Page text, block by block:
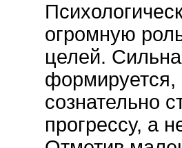
огромную
целей.
формируется,
сознательно
прогрессу, а